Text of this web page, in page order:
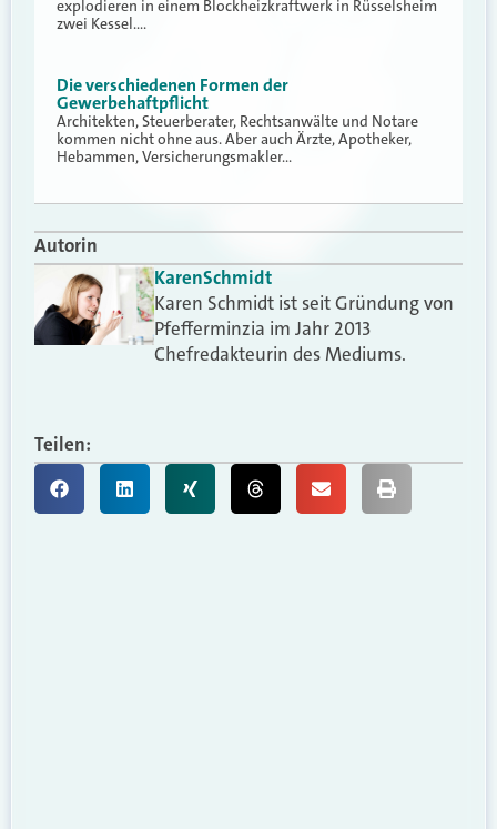
explodieren in einem Blockheizkraftwerk in Rüsselsheim
zwei Kessel.…
Die verschiedenen Formen der
Gewerbehaftpflicht
Architekten, Steuerberater, Rechtsanwälte und Notare
kommen nicht ohne aus. Aber auch Ärzte, Apotheker,
Hebammen, Versicherungsmakler…
Autorin
KarenSchmidt
Karen Schmidt ist seit Gründung von
Pfefferminzia im Jahr 2013
Chefredakteurin des Mediums.
Teilen: